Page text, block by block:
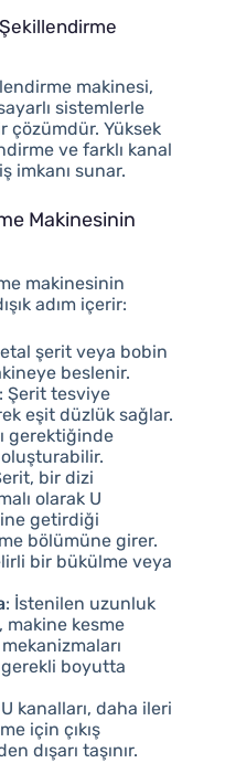
makinesi,
sistemlerle
çözümdür. Yüksek
ve farklı kanal
imkanı sunar.
Makinesinin
makinesinin
adım içerir:
şerit veya bobin
beslenir.
Şerit tesviye
eşit düzlük sağlar.
gerektiğinde
bir dizi
olarak U
getirdiği
bölümüne girer.
bir bükülme veya
: İstenilen uzunluk
kesme
gerekli boyutta
kanalları, daha ileri
için çıkış
dışarı taşınır.